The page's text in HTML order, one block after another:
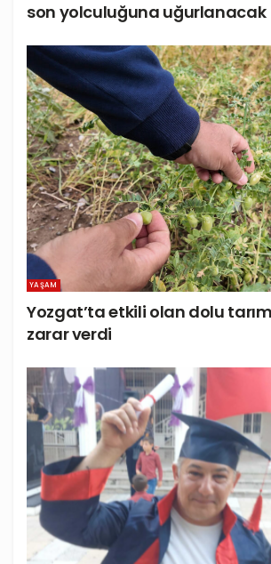
son yolculuğuna uğurlanacak
YAŞAM
Yozgat’ta etkili olan dolu
zarar verdi